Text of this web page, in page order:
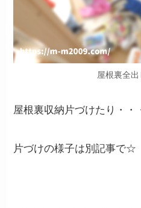
屋根裏全
屋根裏収納片づけたり・・
片づけの様子は別記事で☆